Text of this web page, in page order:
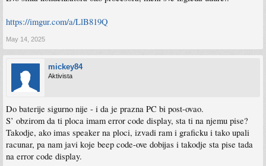
https://imgur.com/a/LlB819Q
May 14, 2025
mickey84
Aktivista
Do baterije sigurno nije - i da je prazna PC bi post-ovao.
S’ obzirom da ti ploca imam error code display, sta ti na njemu pise?
Takodje, ako imas speaker na ploci, izvadi ram i graficku i tako upali
racunar, pa nam javi koje beep code-ove dobijas i takodje sta pise tada
na error code display.